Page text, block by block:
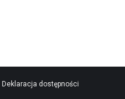
Deklaracja dostępności